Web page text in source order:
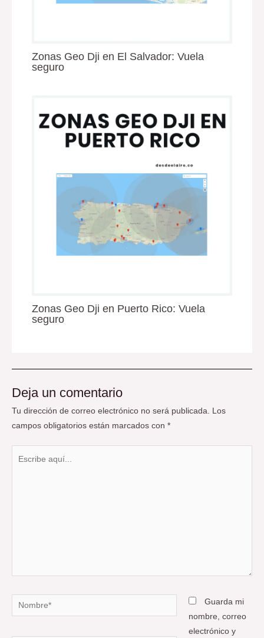
Zonas Geo Dji en El Salvador: Vuela
seguro
Zonas Geo Dji en Puerto Rico: Vuela
seguro
Deja un comentario
Tu dirección de correo electrónico no será publicada. Los
campos obligatorios están marcados con *
Nombre*
Guarda mi
nombre, correo
electrónico y